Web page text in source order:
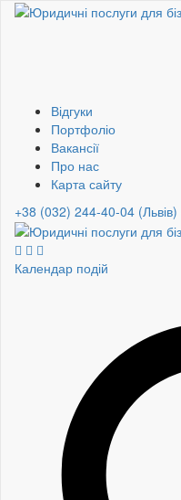
Відгуки
Портфоліо
Вакансії
Про нас
Карта сайту
+38 (032) 244-40-04 (Львів)
Календар подій